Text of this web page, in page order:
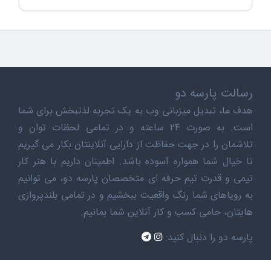
رسالت پارسه دو
هدف ما، تبدیل میزبانی وب به یک تجربه لذتبخش برای شما
است. به صورت ۲۴ ساعته و در تمامی لحظات توان و
تلاشمان را در جهت حفاظت از دارایی آنلاینتان بکار می گیریم
تا خیال شما همواره آسوده باشد. اطمینان داریم با هنر کار
تیمی و قدرت تیم حرفه ای متخصصان پارسه دو، می توانیم
به رویاهای شما رنگ واقعیت ببخشیم و در تمامی بلندپروازی
هایتان، حامی کسب و کار آنلاین شما بمانیم.
پارسه دو را دنبال کنید: